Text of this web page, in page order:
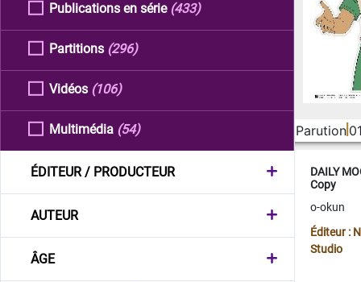
Publications en série (433)
Partitions (296)
Vidéos (106)
Multimédia (54)
ÉDITEUR / PRODUCTEUR
AUTEUR
ÂGE
Parution
DAILY
Copy
o-okun
Éditeur :
Studio